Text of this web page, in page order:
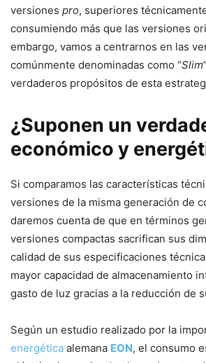
versiones pro, superiores
consumiendo más que las versiones
embargo, vamos a centrarnos en las
comúnmente denominadas como “Slim
verdaderos propósitos de esta
¿Suponen un
económico y
Si comparamos las características
versiones de la misma generación de
daremos cuenta de que en términos
versiones compactas sacrifican sus
calidad de sus especificaciones
mayor capacidad de almacenamiento
gasto de luz gracias a la reducción de
Según un estudio realizado por la
energética alemana EON, el consumo